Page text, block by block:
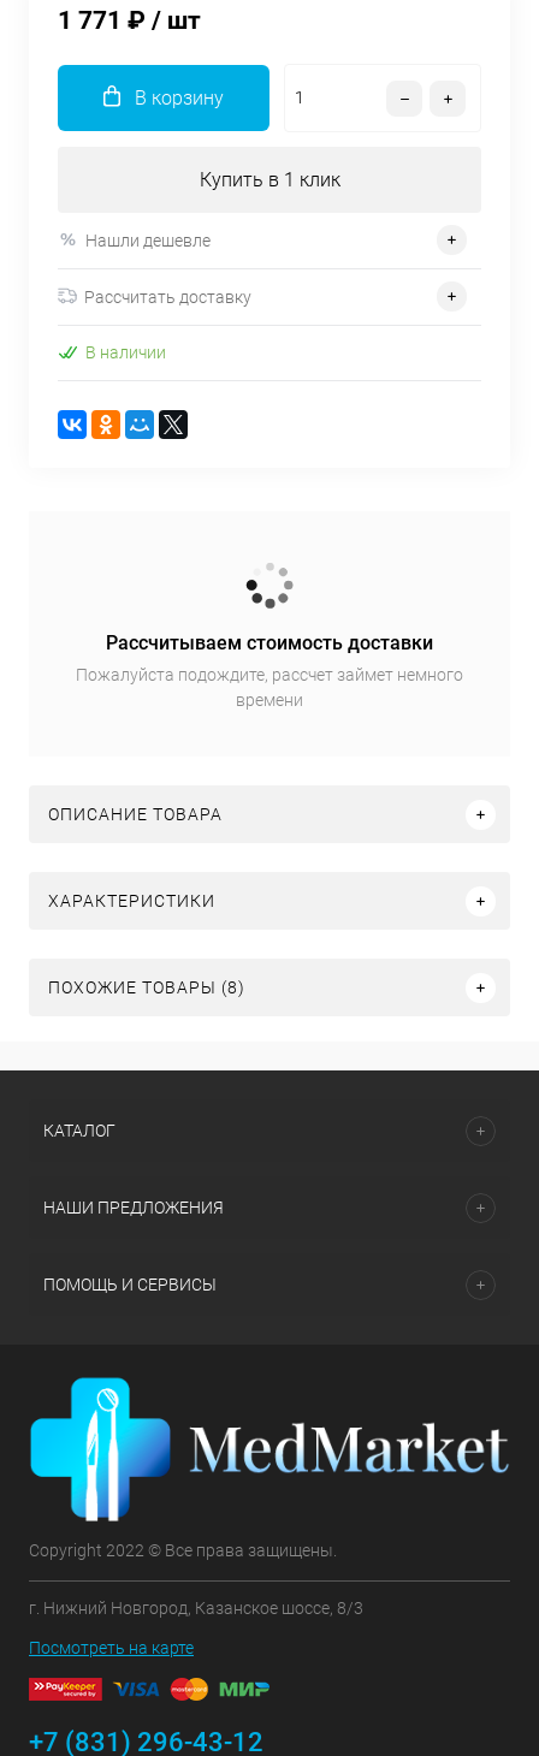
1 771 ₽ / шт
В корзину
Купить в 1 клик
Нашли дешевле
Рассчитать доставку
В наличии
Рассчитываем стоимость доставки
Пожалуйста подождите, рассчет займет немного
времени
ОПИСАНИЕ ТОВАРА
ХАРАКТЕРИСТИКИ
ПОХОЖИЕ ТОВАРЫ (8)
КАТАЛОГ
НАШИ ПРЕДЛОЖЕНИЯ
ПОМОЩЬ И СЕРВИСЫ
Copyright 2022 © Все права защищены.
г. Нижний Новгород, Казанское шоссе, 8/3
Посмотреть на карте
+7 (831) 296-43-12